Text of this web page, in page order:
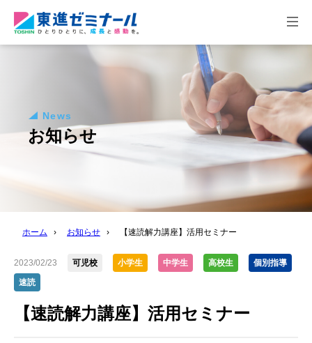
News
お知らせ
ホーム › お知らせ › 【速読解力講座】活用セミナー
2023/02/23 可児校 小学生 中学生 高校生
個別指導
速読
【速読解力講座】活用セミナー